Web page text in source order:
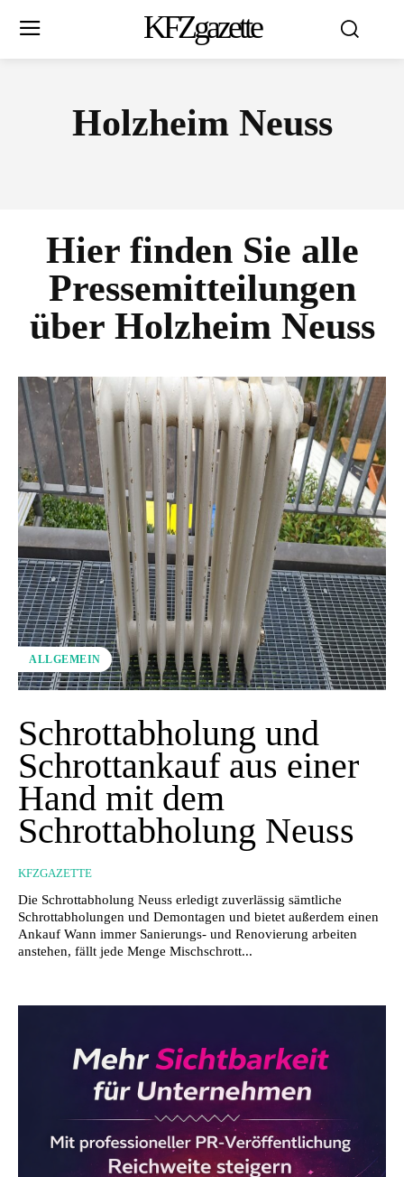
KFZgazette
Holzheim Neuss
Hier finden Sie alle
Pressemitteilungen
über Holzheim Neuss
ALLGEMEIN
Schrottabholung und
Schrottankauf aus einer
Hand mit dem
Schrottabholung Neuss
KFZGAZETTE
Die Schrottabholung Neuss erledigt zuverlässig sämtliche
Schrottabholungen und Demontagen und bietet außerdem einen
Ankauf Wann immer Sanierungs- und Renovierung arbeiten
anstehen, fällt jede Menge Mischschrott...